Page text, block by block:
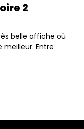
2
belle affiche où
Entre